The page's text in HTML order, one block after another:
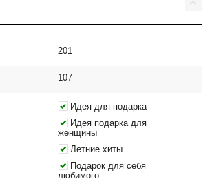
201
107
Идея для подарка
Идея подарка для
женщины
Летние хиты
Подарок для себя
любимого